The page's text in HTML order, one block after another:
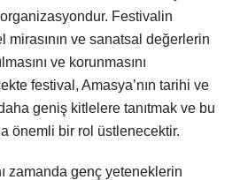
Festivalin
ve sanatsal değerlerin
ve korunmasını
festival, Amasya’nın tarihi ve
geniş kitlelere tanıtmak ve bu
önemli bir rol üstlenecektir.
zamanda genç yeteneklerin